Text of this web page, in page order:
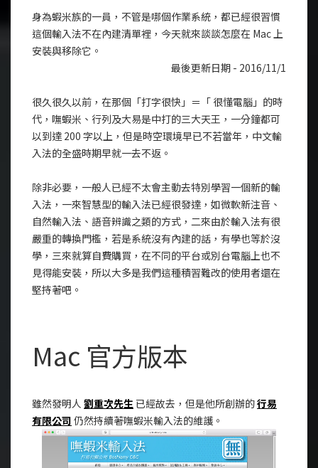
身為蝦米族的一員，不管是哪個作業系統，都已經很習慣
這個輸入法不在內建清單裡，今天就來談談怎麼在 Mac 上
安裝與移除它。
最後更新日期 - 2016/11/1
很久很久以前，在那個「打字很快」＝「 很懂電腦」的時
代，嘸蝦米、行列及大易是中打的三大天王，一分鐘都可
以到達 200 字以上，但是時空環境早已不若當年，中文輸
入法的全盛時期早就一去不返。
除非必要，一般人已經不太會主動去特別學習一個新的輸
入法，一來智慧型的輸入法已經很發達，如微軟新注音、
自然輸入法、語音辨識之類的方式，二來由於輸入法有很
嚴重的轉換門檻，若是系統沒有內建的話，有學也等於沒
學，三來就算自費購買，在不同的平台或別台電腦上也不
見得能安裝，所以大多是我們這種積習難改的使用者還在
堅持著吧。
Mac 官方版本
雖然發明人 劉重次先生 已經故去，但是他所創辦的行易
有限公司 仍然持續著嘸蝦米輸入法的維護。